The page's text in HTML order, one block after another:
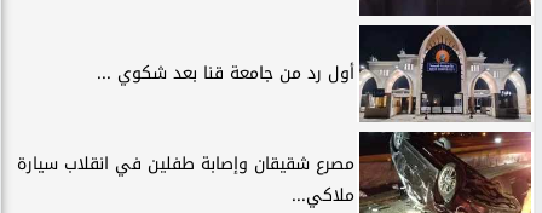
أول رد من جامعة قنا بعد شكوي ...
مصرع شقيقان وإصابة طفلين في انقلاب سيارة
ملاكي...